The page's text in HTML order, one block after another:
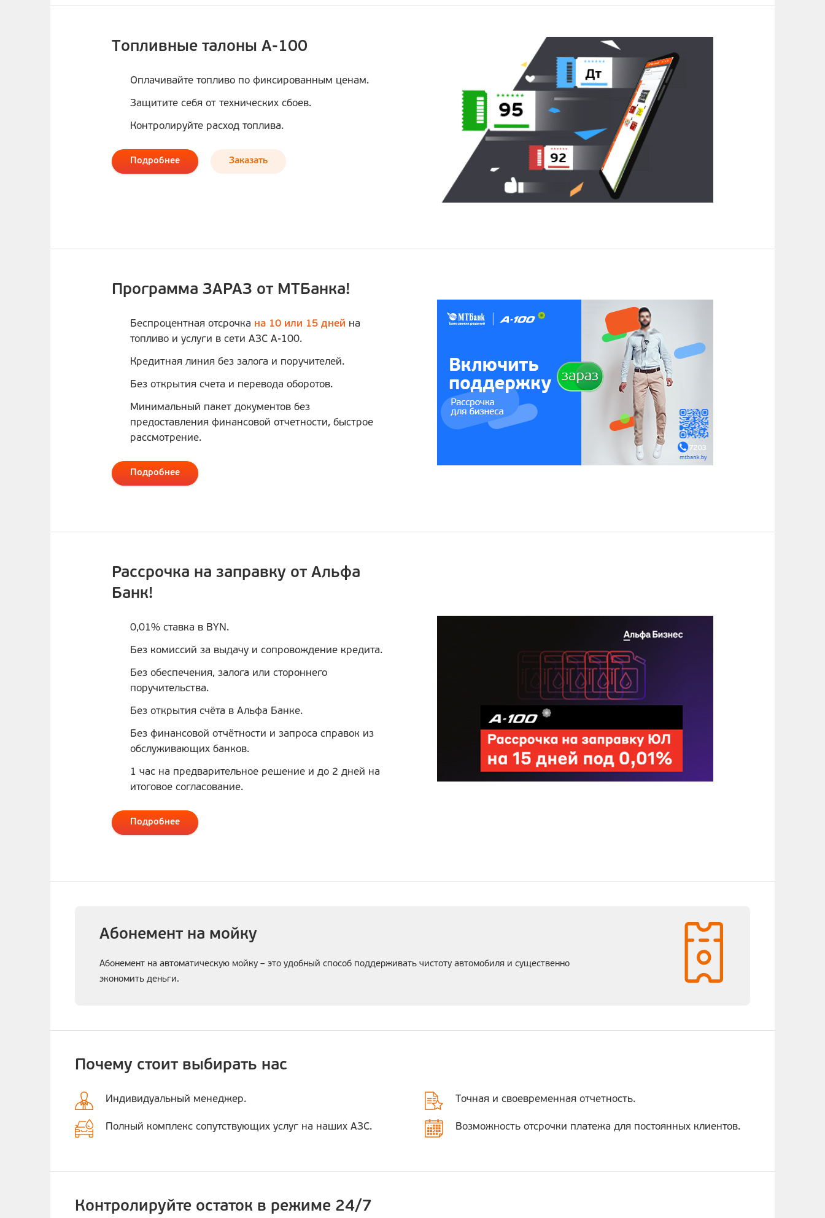
Топливные талоны А-100
Оплачивайте топливо по фиксированным ценам.
Защитите себя от технических сбоев.
Контролируйте расход топлива.
Подробнее Заказать
Программа ЗАРАЗ от МТБанка!
Беспроцентная отсрочка на 10 или 15 дней на
топливо и услуги в сети АЗС А-100.
Кредитная линия без залога и поручителей.
Без открытия счета и перевода оборотов.
Минимальный пакет документов без
предоставления финансовой отчетности, быстрое
рассмотрение.
Подробнее
Рассрочка на заправку от Альфа
Банк!
0,01% ставка в BYN.
Без комиссий за выдачу и сопровождение кредита.
Без обеспечения, залога или стороннего
поручительства.
Без открытия счёта в Альфа Банке.
Без финансовой отчётности и запроса справок из
обслуживающих банков.
1 час на предварительное решение и до 2 дней на
итоговое согласование.
Подробнее
Абонемент на мойку
Абонемент на автоматическую мойку – это удобный способ поддерживать чистоту автомобиля и существенно
экономить деньги.
Почему стоит выбирать нас
Индивидуальный менеджер. Точная и своевременная отчетность.
Полный комплекс сопутствующих услуг на наших АЗС. Возможность отсрочки платежа для постоянных клиентов.
Контролируйте остаток в режиме 24/7